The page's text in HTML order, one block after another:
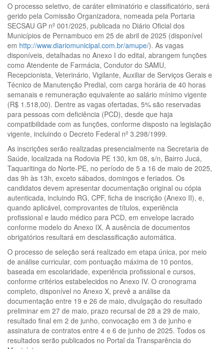
O processo seletivo, de caráter eliminatório e classificatório, será
gerido pela Comissão Organizadora, nomeada pela Portaria
SECSAU GP nº 001/2025, publicada no Diário Oficial dos
Municípios de Pernambuco em 25 de abril de 2025 (disponível
em http://www.diariomunicipal.com.br/amupe/). As vagas
disponíveis, detalhadas no Anexo I do edital, abrangem funções
como Atendente de Farmácia, Condutor do SAMU,
Recepcionista, Veterinário, Vigilante, Auxiliar de Serviços Gerais e
Técnico de Manutenção Predial, com carga horária de 40 horas
semanais e remuneração equivalente ao salário mínimo vigente
(R$ 1.518,00). Dentre as vagas ofertadas, 5% são reservadas
para pessoas com deficiência (PCD), desde que haja
compatibilidade com as funções, conforme disposto na legislação
vigente, incluindo o Decreto Federal nº 3.298/1999.
As inscrições serão realizadas presencialmente na Secretaria de
Saúde, localizada na Rodovia PE 130, km 08, s/n, Bairro Jucá,
Taquaritinga do Norte-PE, no período de 5 a 16 de maio de 2025,
das 9h às 13h, exceto sábados, domingos e feriados. Os
candidatos devem apresentar documentação original ou cópia
autenticada, incluindo RG, CPF, ficha de inscrição (Anexo II), e,
quando aplicável, comprovantes de títulos, experiência
profissional e laudo médico para PCD, em envelope lacrado
conforme modelo do Anexo IX. A ausência de documentos
obrigatórios resultará em desclassificação automática.
O processo de seleção será realizado em etapa única, por meio
de análise curricular, com pontuação máxima de 10 pontos,
baseada em escolaridade, experiência profissional e cursos,
conforme critérios estabelecidos no Anexo IV. O cronograma
completo, disponível no Anexo X, prevê a análise da
documentação entre 19 e 26 de maio, divulgação do resultado
preliminar em 27 de maio, prazo recursal de 28 a 29 de maio,
resultado final em 2 de junho, convocação em 3 de junho e
assinatura de contratos entre 4 e 6 de junho de 2025. Todos os
resultados serão publicados no Portal da Transparência do